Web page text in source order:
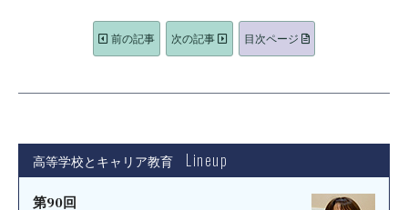
前の記事 次の記事 目次ページ
高等学校とキャリア教育 Lineup
第90回